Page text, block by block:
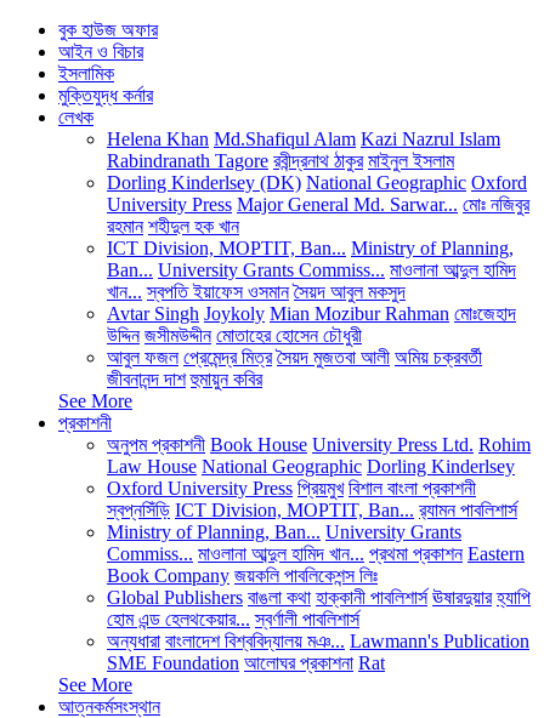
বুক হাউজ অফার
আইন ও বিচার
ইসলামিক
মুক্তিযুদ্ধ কর্নার
লেখক
Helena Khan Md.Shafiqul Alam Kazi Nazrul Islam
Rabindranath Tagore রবীন্দ্রনাথ ঠাকুর মাইনুল ইসলাম
Dorling Kinderlsey (DK) National Geographic Oxford
University Press Major General Md. Sarwar... মোঃ নজিবুর
রহমান শহীদুল হক খান
ICT Division, MOPTIT, Ban... Ministry of Planning,
Ban... University Grants Commiss... মাওলানা আব্দুল হামিদ
খান... স্বপতি ইয়াফেস ওসমান সৈয়দ আবুল মকসুদ
Avtar Singh Joykoly Mian Mozibur Rahman মোঃজেহাদ
উদ্দিন জসীমউদ্দীন মোতাহের হোসেন চৌধুরী
আবুল ফজল প্রেমেন্দ্র মিত্র সৈয়দ মুজতবা আলী অমিয় চক্রবর্তী
জীবনানন্দ দাশ হুমায়ুন কবির
See More
প্রকাশনী
অনুপম প্রকাশনী Book House University Press Ltd. Rohim
Law House National Geographic Dorling Kinderlsey
Oxford University Press প্রিয়মুখ বিশাল বাংলা প্রকাশনী
স্বপ্নসিঁড়ি ICT Division, MOPTIT, Ban... র‍্যামন পাবলিশার্স
Ministry of Planning, Ban... University Grants
Commiss... মাওলানা আব্দুল হামিদ খান... প্রথমা প্রকাশন Eastern
Book Company জয়কলি পাবলিকেশন্স লিঃ
Global Publishers বাঙলা কথা হাক্কানী পাবলিশার্স ঊষারদুয়ার হ্যাপি
হোম এন্ড হেলথকেয়ার... স্বর্ণালী পাবলিশার্স
অন্যধারা বাংলাদেশ বিশ্ববিদ্যালয় মঞ... Lawmann's Publication
SME Foundation আলোঘর প্রকাশনা Rat
See More
আত্নকর্মসংস্থান